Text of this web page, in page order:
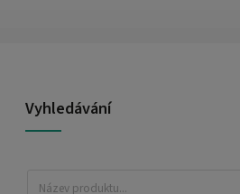
Vyhledávání